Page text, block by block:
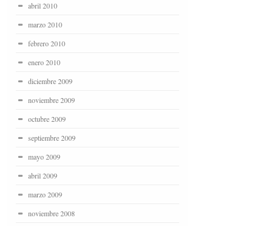
abril 2010
marzo 2010
febrero 2010
enero 2010
diciembre 2009
noviembre 2009
octubre 2009
septiembre 2009
mayo 2009
abril 2009
marzo 2009
noviembre 2008